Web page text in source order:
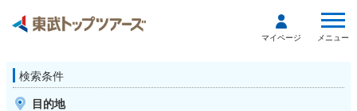
マイページ メニュー
検索条件
目的地